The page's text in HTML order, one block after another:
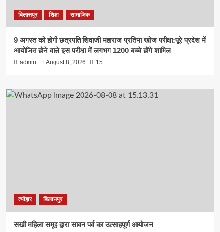
बिलासपुर शिक्षा सामाजिक
9 अगस्त को होगी छत्रपति शिवाजी महाराज प्रतिभा खोज परीक्षा:पूरे प्रदेश में
आयोजित होने वाले इस परीक्षा में लगभग 1200 बच्चे होंगे शामिल
admin August 8, 2026 15
त्यौहार बिलासपुर
सखी महिला समूह द्वारा सावन पर्व का उत्साहपूर्ण आयोजन